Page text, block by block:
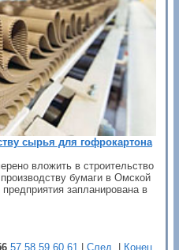
сырья для гофрокартона
вложить в строительство
бумаги в Омской
запланирована в
57 58 59 60 61 | След. | Конец